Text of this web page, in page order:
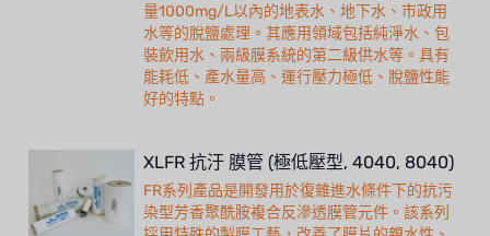
量1000mg/L以內的地表水、地下水、市政用
水等的脫鹽處理。其應用領域包括純淨水、包
裝飲用水、兩級膜系統的第二級供水等。具有
能耗低、產水量高、運行壓力極低、脫鹽性能
好的特點。
XLFR 抗汙 膜管 (極低壓型, 4040, 8040)
FR系列產品是開發用於復雜進水條件下的抗污
染型芳香聚酰胺複合反滲透膜管元件。該系列